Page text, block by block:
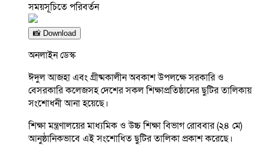
📸 Download
অনলাইন ডেস্ক
ঈদুল আজহা এবং গ্রীষ্মকালীন অবকাশ উপলক্ষে সরকারি ও
বেসরকারি কলেজসহ দেশের সকল শিক্ষাপ্রতিষ্ঠানের ছুটির তালিকায়
সংশোধনী আনা হয়েছে।
শিক্ষা মন্ত্রণালয়ের মাধ্যমিক ও উচ্চ শিক্ষা বিভাগ রোববার (২৪ মে)
আনুষ্ঠানিকভাবে এই সংশোধিত ছুটির তালিকা প্রকাশ করেছে।